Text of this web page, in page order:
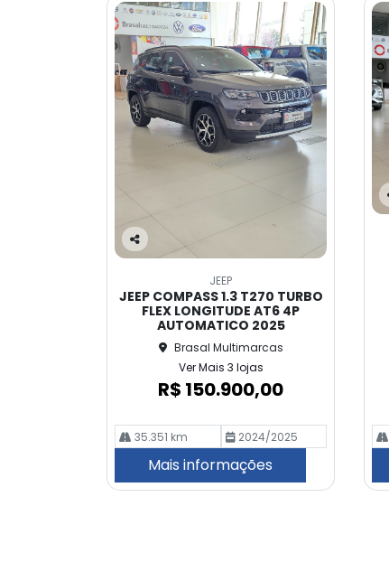
Co
rtil
JEEP
JEEP COMPASS 1.3 T270 TURBO
FLEX LONGITUDE AT6 4P
AUTOMATICO 2025
Brasal Multimarcas
Ver Mais 3 lojas
R$ 150.900,00
35.351 km 2024/2025
Mais informações